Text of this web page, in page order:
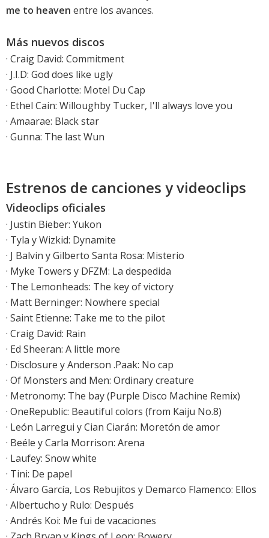
me to heaven entre los avances.
Más nuevos discos
· Craig David: Commitment
· J.I.D: God does like ugly
· Good Charlotte: Motel Du Cap
· Ethel Cain: Willoughby Tucker, I'll always love you
· Amaarae: Black star
· Gunna: The last Wun
Estrenos de canciones y videoclips
Videoclips oficiales
· Justin Bieber: Yukon
· Tyla y Wizkid: Dynamite
· J Balvin y Gilberto Santa Rosa: Misterio
· Myke Towers y DFZM: La despedida
· The Lemonheads: The key of victory
· Matt Berninger: Nowhere special
· Saint Etienne: Take me to the pilot
· Craig David: Rain
· Ed Sheeran: A little more
· Disclosure y Anderson .Paak: No cap
· Of Monsters and Men: Ordinary creature
· Metronomy: The bay (Purple Disco Machine Remix)
· OneRepublic: Beautiful colors (from Kaiju No.8)
· León Larregui y Cian Ciarán: Moretón de amor
· Beéle y Carla Morrison: Arena
· Laufey: Snow white
· Tini: De papel
· Álvaro García, Los Rebujitos y Demarco Flamenco: Ellos
· Albertucho y Rulo: Después
· Andrés Koi: Me fui de vacaciones